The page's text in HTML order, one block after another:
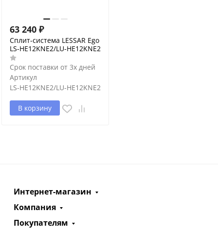
63 240 ₽
Сплит-система LESSAR Ego
LS-HE12KNE2/LU-HE12KNE2
Срок поставки от 3х дней
Артикул
LS-HE12KNE2/LU-HE12KNE2
В корзину
Интернет-магазин
Компания
Покупателям